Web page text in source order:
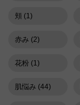
頬 (1)
赤み (2)
花粉 (1)
肌悩み (44)